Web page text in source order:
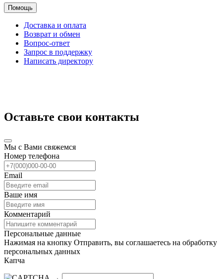
Помощь
Доставка и оплата
Возврат и обмен
Вопрос-ответ
Запрос в поддержку
Написать директору
Оставьте свои контакты
Мы с Вами свяжемся
Номер телефона
Email
Ваше имя
Комментарий
Персональные данные
Нажимая на кнопку Отправить, вы соглашаетесь на обработку
персональных данных
Капча